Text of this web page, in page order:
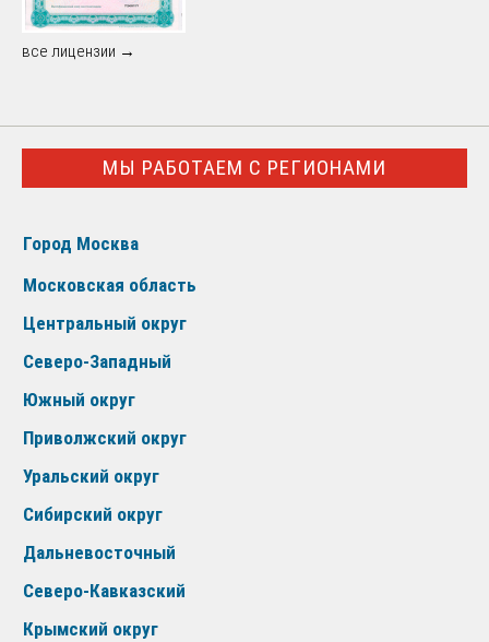
все лицензии →
МЫ РАБОТАЕМ С РЕГИОНАМИ
Город Москва
Московская область
Центральный округ
Северо-Западный
Южный округ
Приволжский округ
Уральский округ
Сибирский округ
Дальневосточный
Северо-Кавказский
Крымский округ